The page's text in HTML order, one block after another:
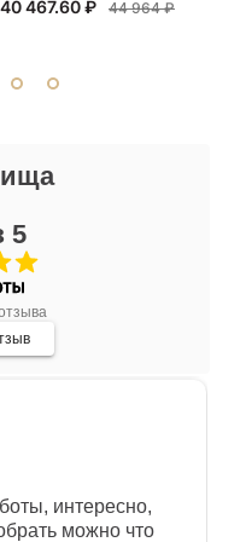
40 467.60 ₽ 44 964 ₽
5
Каждое -
своей
всё! Спасибо!
интересно,
можно что